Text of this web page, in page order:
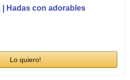
| Hadas con adorables
Lo quiero!